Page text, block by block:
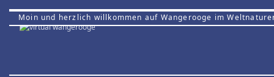
Moin und herzlich willkommen auf Wangerooge im